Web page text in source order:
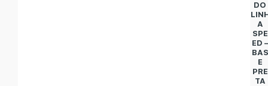
DO
A
SPE
ED –
BAS
E
PRE
TA